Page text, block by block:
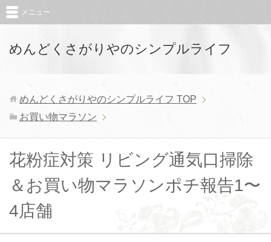
めんどくさがりやのシンプルライフ
メニュー
めんどくさがりやのシンプルライフ TOP
お買い物マラソン
花粉症対策 リビング通気口掃除
＆お買い物マラソンポチ報告1〜
4店舗